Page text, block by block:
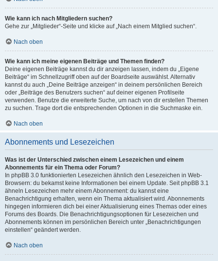
Wie kann ich nach Mitgliedern suchen?
Gehe zur „Mitglieder“-Seite und klicke auf „Nach einem Mitglied suchen“.
Nach oben
Wie kann ich meine eigenen Beiträge und Themen finden?
Deine eigenen Beiträge kannst du dir anzeigen lassen, indem du „Eigene
Beiträge“ im Schnellzugriff oben auf der Boardseite auswählst. Alternativ
kannst du auch „Deine Beiträge anzeigen“ in deinem persönlichen Bereich
oder „Beiträge des Benutzers suchen“ auf deiner eigenen Profilseite
verwenden. Benutze die erweiterte Suche, um nach von dir erstellen Themen
zu suchen. Trage dort die entsprechenden Optionen in die Suchmaske ein.
Nach oben
Abonnements und Lesezeichen
Was ist der Unterschied zwischen einem Lesezeichen und einem
Abonnements für ein Thema oder Forum?
In phpBB 3.0 funktionierten Lesezeichen ähnlich den Lesezeichen in Web-
Browsern: du bekamst keine Informationen bei einem Update. Seit phpBB 3.1
ähneln Lesezeichen mehr einem Abonnement: du kannst eine
Benachrichtigung erhalten, wenn ein Thema aktualisiert wird. Abonnements
hingegen informieren dich bei einer Aktualisierung eines Themas oder eines
Forums des Boards. Die Benachrichtigungsoptionen für Lesezeichen und
Abonnements können im persönlichen Bereich unter „Benachrichtigungen
einstellen“ geändert werden.
Nach oben